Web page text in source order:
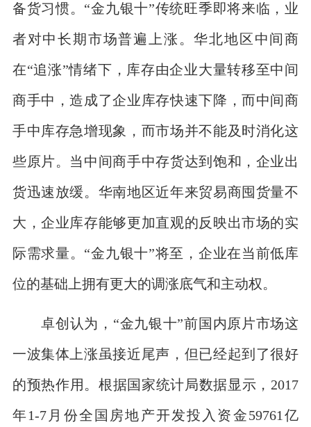
备货习惯。“金九银十”传统旺季即将来临，业
者对中长期市场普遍上涨。华北地区中间商
在“追涨”情绪下，库存由企业大量转移至中间
商手中，造成了企业库存快速下降，而中间商
手中库存急增现象，而市场并不能及时消化这
些原片。当中间商手中存货达到饱和，企业出
货迅速放缓。华南地区近年来贸易商囤货量不
大，企业库存能够更加直观的反映出市场的实
际需求量。“金九银十”将至，企业在当前低库
位的基础上拥有更大的调涨底气和主动权。
卓创认为，“金九银十”前国内原片市场这
一波集体上涨虽接近尾声，但已经起到了很好
的预热作用。根据国家统计局数据显示，2017
年1-7月份全国房地产开发投入资金59761亿